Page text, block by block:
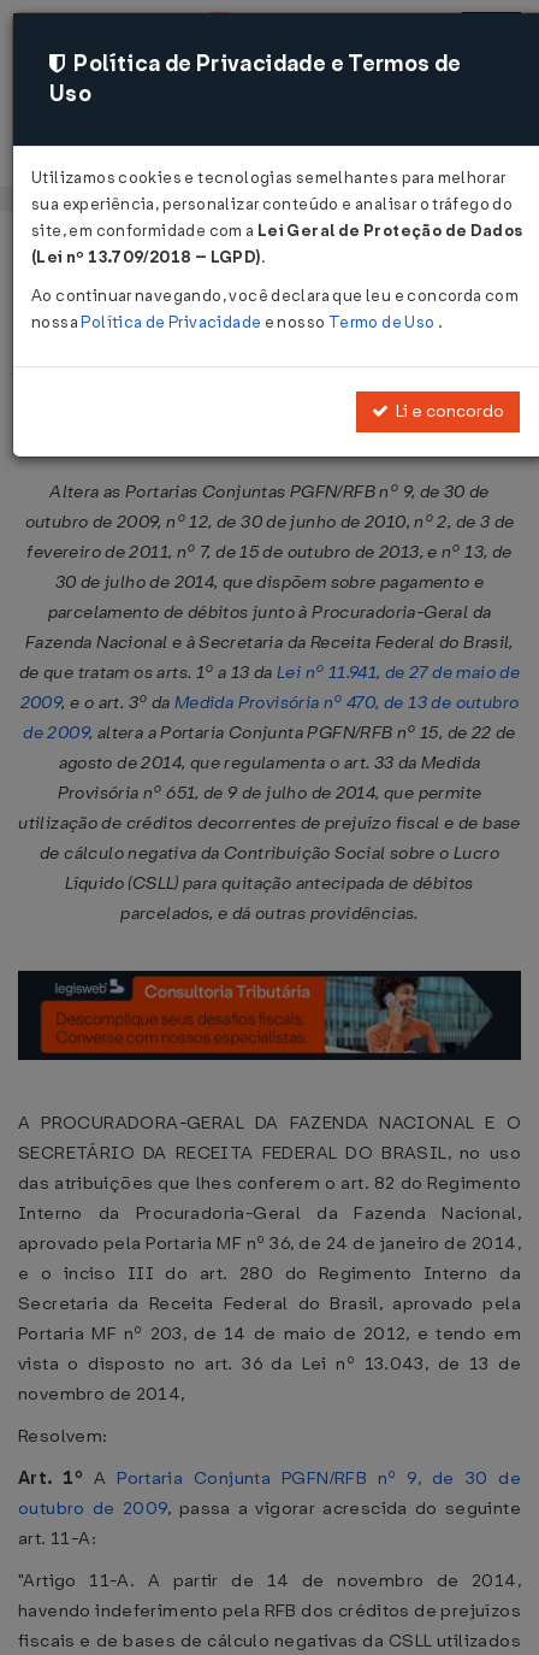
Acessar
Página Inicial Legislações
Portaria Conjunta RFB/PGFN Nº 2
Altera as Portarias Conjuntas PGFN/RFB nº 9, de 30 de
outubro de 2009, nº 12, de 30 de junho de 2010, nº 2, de 3 de
fevereiro de 2011, nº 7, de 15 de outubro de 2013, e nº 13, de
30 de julho de 2014, que dispõem sobre pagamento e
parcelamento de débitos junto à Procuradoria-Geral da
Fazenda Nacional e à Secretaria da Receita Federal do Brasil,
de que tratam os arts. 1º a 13 daLei nº 11.941, de 27 de maio de
2009, e o art. 3º da Medida Provisória nº 470, de 13 de outubro
de 2009, altera a Portaria Conjunta PGFN/RFB nº 15, de 22 de
agosto de 2014, que regulamenta o art. 33 da Medida
Provisória nº 651, de 9 de julho de 2014, que permite
utilização de créditos decorrentes de prejuízo fiscal e de base
de cálculo negativa da Contribuição Social sobre o Lucro
Líquido (CSLL) para quitação antecipada de débitos
parcelados, e dá outras providências.
A PROCURADORA-GERAL DA FAZENDA NACIONAL E O
SECRETÁRIO DA RECEITA FEDERAL DO BRASIL, no uso
das atribuições que lhes conferem o art. 82 do Regimento
Interno da Procuradoria-Geral da Fazenda Nacional,
aprovado pela Portaria MF nº 36, de 24 de janeiro de 2014,
e o inciso III do art. 280 do Regimento Interno da
Secretaria da Receita Federal do Brasil, aprovado pela
Portaria MF nº 203, de 14 de maio de 2012, e tendo em
vista o disposto no art. 36 da Lei nº 13.043, de 13 de
novembro de 2014,
Resolvem:
Art. 1º A Portaria Conjunta PGFN/RFB nº 9, de 30 de
outubro de 2009, passa a vigorar acrescida do seguinte
art. 11-A:
"Artigo 11-A. A partir de 14 de novembro de 2014,
havendo indeferimento pela RFB dos créditos de prejuízos
fiscais e de bases de cálculo negativas da CSLL utilizados
Política de Privacidade e Termos de
Uso
Utilizamos cookies e tecnologias semelhantes para melhorar
sua experiência, personalizar conteúdo e analisar o tráfego do
site, em conformidade com a Lei Geral de Proteção de Dados
(Lei nº 13.709/2018 – LGPD).
Ao continuar navegando, você declara que leu e concorda com
nossaPolítica de Privacidade e nosso Termo de Uso .
Li e concordo